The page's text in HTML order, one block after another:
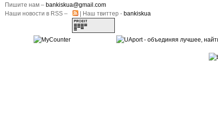
Пишите нам – bankiskua@gmail.com
Наши новости в RSS –
| Наш твиттер - bankiskua